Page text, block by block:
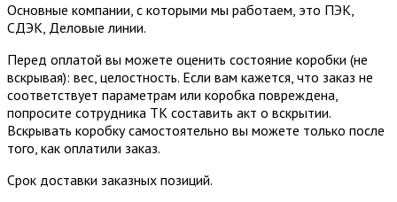
Основные компании, с которыми мы работаем, это ПЭК,
СДЭК, Деловые линии.
Перед оплатой вы можете оценить состояние коробки (не
вскрывая): вес, целостность. Если вам кажется, что заказ не
соответствует параметрам или коробка повреждена,
попросите сотрудника ТК составить акт о вскрытии.
Вскрывать коробку самостоятельно вы можете только после
того, как оплатили заказ.
Срок доставки заказных позиций.